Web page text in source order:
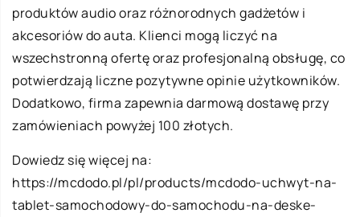
produktów audio oraz różnorodnych gadżetów i
akcesoriów do auta. Klienci mogą liczyć na
wszechstronną ofertę oraz profesjonalną obsługę, co
potwierdzają liczne pozytywne opinie użytkowników.
Dodatkowo, firma zapewnia darmową dostawę przy
zamówieniach powyżej 100 złotych.
Dowiedz się więcej na:
https://mcdodo.pl/pl/products/mcdodo-uchwyt-na-
tablet-samochodowy-do-samochodu-na-deske-